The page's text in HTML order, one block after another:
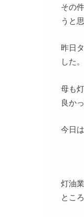
その
うと
昨日
した。
母も
良か
今日
灯油
とこ